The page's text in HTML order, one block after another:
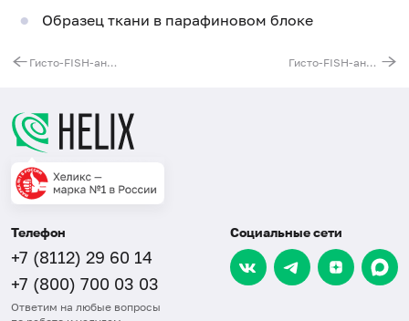
Образец ткани в парафиновом блоке
Гисто-FISH-анализ перестроек гена BCL-6 на парафиновых срезах Гисто-FISH-анализ t(11;14)(q13;q32) на парафиновых срезах
Телефон
+7 (8112) 29 60 14
+7 (800) 700 03 03
Ответим на любые вопросы
Социальные сети